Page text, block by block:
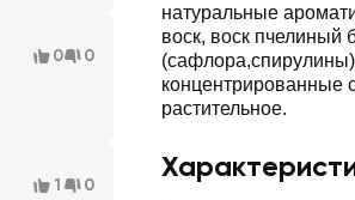
натуральные
воск, воск пчелиный
концентрированные
растительное.
0 0
1 0